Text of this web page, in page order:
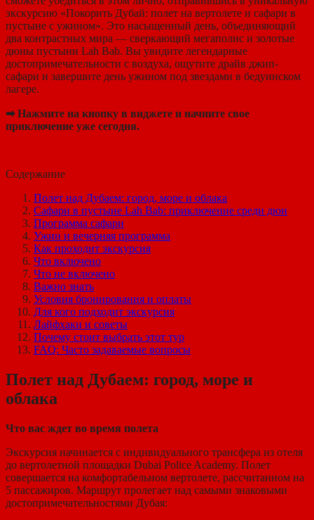
экскурсию «Покорить Дубай: полет на вертолете и сафари в
пустыне с ужином». Это насыщенный день, объединяющий
два контрастных мира — сверкающий мегаполис и золотые
дюны пустыни Lah Bab. Вы увидите легендарные
достопримечательности с воздуха, ощутите драйв джип-
сафари и завершите день ужином под звездами в бедуинском
лагере.
➡ Нажмите на кнопку в виджете и начните свое
приключение уже сегодня.
Содержание
Полет над Дубаем: город, море и облака
Сафари в пустыне Lah Bab: приключение среди дюн
Программа сафари
Ужин и вечерняя программа
Как проходит экскурсия
Что включено
Что не включено
Важно знать
Условия бронирования и оплаты
Для кого подходит экскурсия
Лайфхаки и советы
Почему стоит выбрать этот тур
FAQ: Часто задаваемые вопросы
Полет над Дубаем: город, море и
облака
Что вас ждет во время полета
Экскурсия начинается с индивидуального трансфера из отеля
до вертолетной площадки Dubai Police Academy. Полет
совершается на комфортабельном вертолете, рассчитанном на
5 пассажиров. Маршрут пролегает над самыми знаковыми
достопримечательностями Дубая: